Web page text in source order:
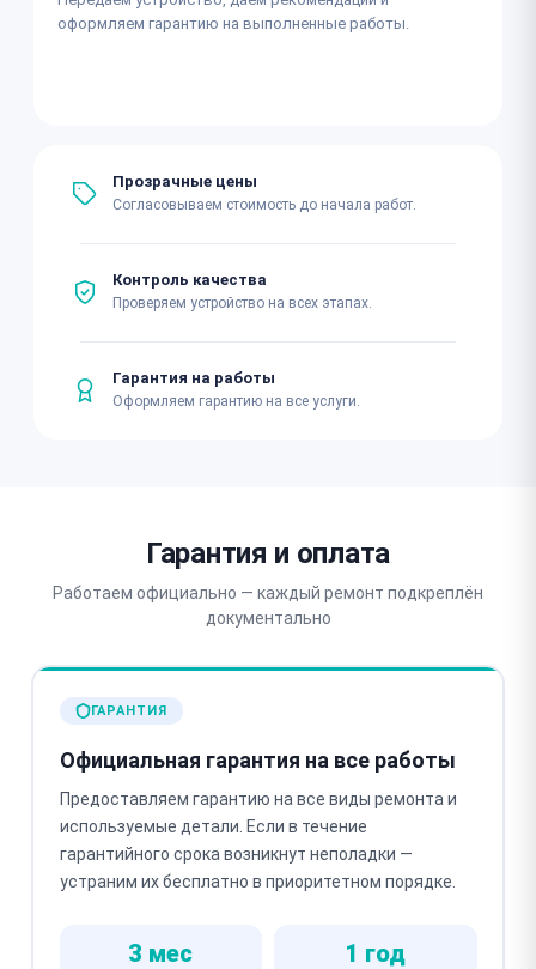
оформляем гарантию на выполненные работы.
Прозрачные цены
Согласовываем стоимость до начала работ.
Контроль качества
Проверяем устройство на всех этапах.
Гарантия на работы
Оформляем гарантию на все услуги.
Гарантия и оплата
Работаем официально — каждый ремонт подкреплён
документально
ГАРАНТИЯ
Официальная гарантия на все работы
Предоставляем гарантию на все виды ремонта и
используемые детали. Если в течение
гарантийного срока возникнут неполадки —
устраним их бесплатно в приоритетном порядке.
3 мес 1 год